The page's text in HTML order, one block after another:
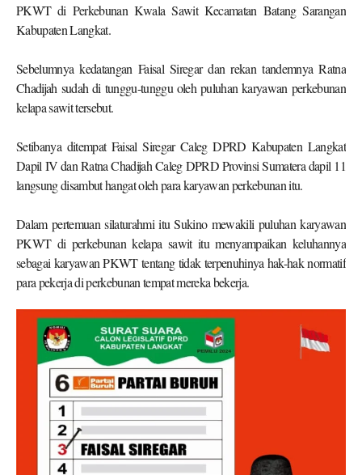
PKWT di Perkebunan Kwala Sawit Kecamatan Batang Sarangan
Kabupaten Langkat.
Sebelumnya kedatangan Faisal Siregar dan rekan tandemnya Ratna
Chadijah sudah di tunggu-tunggu oleh puluhan karyawan perkebunan
kelapa sawit tersebut.
Setibanya ditempat Faisal Siregar Caleg DPRD Kabupaten Langkat
Dapil IV dan Ratna Chadijah Caleg DPRD Provinsi Sumatera dapil 11
langsung disambut hangat oleh para karyawan perkebunan itu.
Dalam pertemuan silaturahmi itu Sukino mewakili puluhan karyawan
PKWT di perkebunan kelapa sawit itu menyampaikan keluhannya
sebagai karyawan PKWT tentang tidak terpenuhinya hak-hak normatif
para pekerja di perkebunan tempat mereka bekerja.